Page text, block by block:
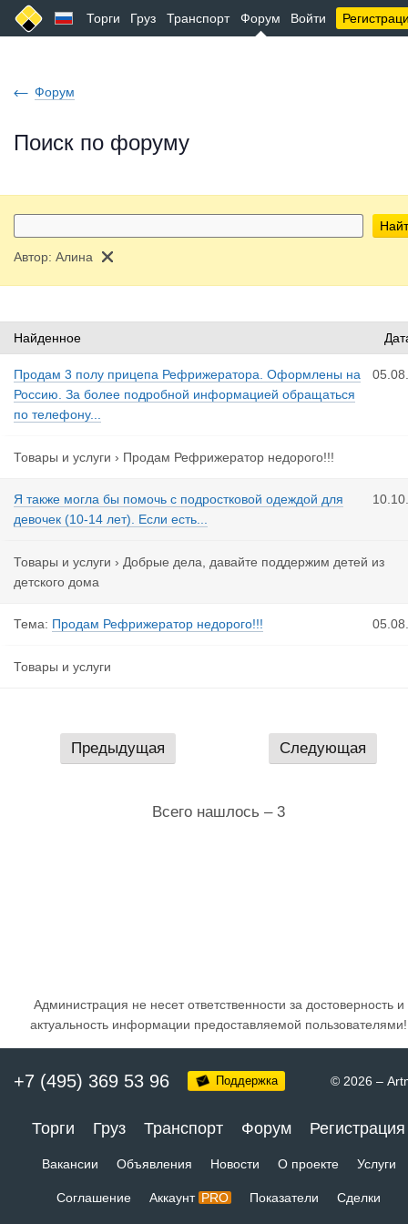
Торги Груз Транспорт Форум Войти
Форум
Поиск по форуму
Автор: Алина
Найденное
Продам 3 полу прицепа Рефрижератора. Оформлены на
Россию. За более подробной информацией обращаться
по телефону...
Товары и услуги › Продам Рефрижератор недорого!!!
Я также могла бы помочь с подростковой одеждой для
девочек (10-14 лет). Если есть...
Товары и услуги › Добрые дела, давайте поддержим детей из
детского дома
Тема: Продам Рефрижератор недорого!!!
Товары и услуги
Предыдущая Следующая
Всего нашлось – 3
Администрация не несет ответственности за достоверность и
актуальность информации предоставляемой пользователями!
+7 (495) 369 53 96 Поддержка © 2026 –
Торги Груз Транспорт Форум Регистрация
Вакансии Объявления Новости О проекте Услуги
Соглашение Аккаунт PRO Показатели Сделки